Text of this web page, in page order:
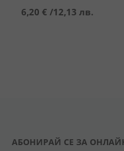
6,20 € /12,13 лв.
АБОНИРАЙ СЕ ЗА